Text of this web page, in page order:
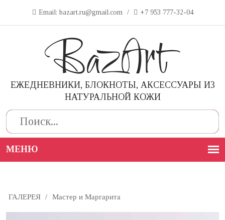
Email: bazart.ru@gmail.com / +7 953 777-32-04
ЕЖЕДНЕВНИКИ, БЛОКНОТЫ, АКСЕССУАРЫ ИЗ
НАТУРАЛЬНОЙ КОЖИ
Поиск
ГАЛЕРЕЯ / Мастер и Маргарита